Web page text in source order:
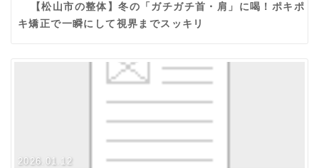
【松山市の整体】冬の「ガチガチ首・肩」に喝！ポキポ
キ矯正で一瞬にして視界までスッキリ
2026.01.12